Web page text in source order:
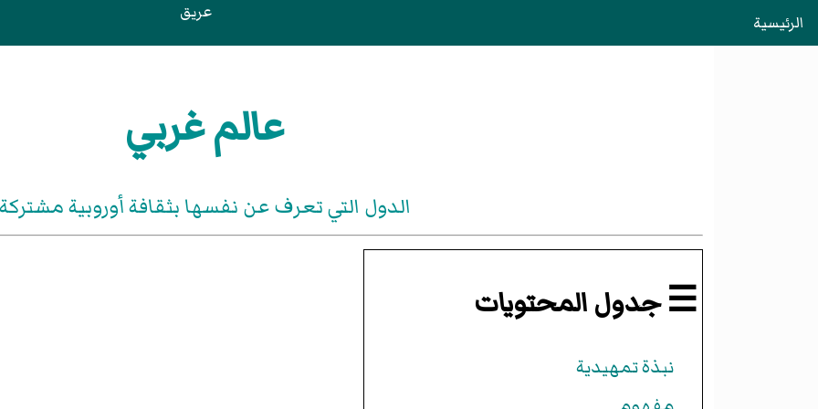
الرئيسية عريق
عالم غربي
الدول التي تعرف عن نفسها بثقافة أوروبية
☰ جدول المحتويات
نبذة تمهيدية